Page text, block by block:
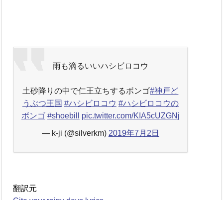
雨も滴るいいハシビロコウ
土砂降りの中で仁王立ちするボンゴ#神戸ど
うぶつ王国 #ハシビロコウ #ハシビロコウの
ボンゴ #shoebill pic.twitter.com/KIA5cUZGNj
— k-ji (@silverkm) 2019年7月2日
翻訳元